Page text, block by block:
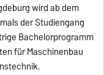
wird ab dem
der Studiengang
Bachelorprogramm
für Maschinenbau